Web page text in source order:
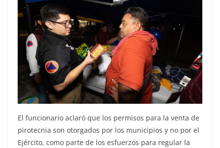
El funcionario aclaró que los permisos para la venta de
pirotecnia son otorgados por los municipios y no por el
Ejército, como parte de los esfuerzos para regular la